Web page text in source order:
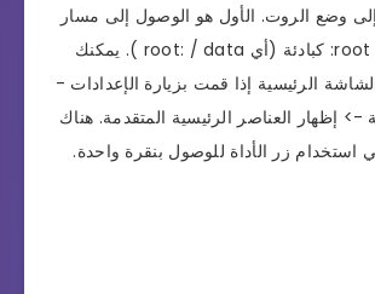
وضع الروت. الأول هو الوصول إلى مسار
الملف باستخدام root: كبادئة (أي root: / data ). يمكنك
الرئيسية إذا قمت بزيارة الإعدادات -
> إظهار العناصر الرئيسية المتقدمة. هناك
زر الأداة للوصول بنقرة واحدة.